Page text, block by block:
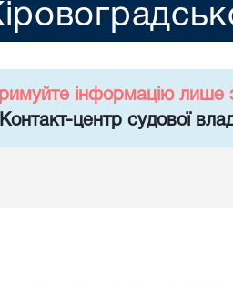
інформацію лише
центр судової